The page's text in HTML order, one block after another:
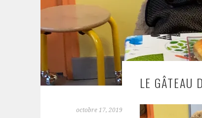
LE GÂTEAU
octobre 17, 2019